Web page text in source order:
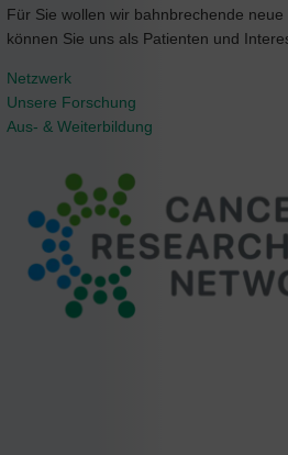
Für Sie wollen wir bahnbrechende
können Sie uns als Patienten und
Netzwerk
Unsere Forschung
Aus- & Weiterbildung